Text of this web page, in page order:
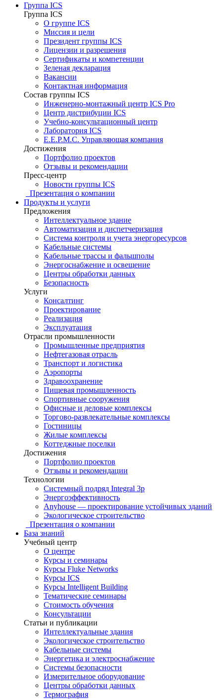
Группа ICS
Группа ICS
О группе ICS
Миссия и цели
Президент группы ICS
Лицензии и разрешения
Сертификаты и компетенции
Зеленая декларация
Вакансии
Контактная информация
Состав группы ICS
Инженерно-монтажный центр ICS Pro
Центр дистрибуции ICS
Учебно-консультационный центр
Лаборатория ICS
E.E.P.M.C. Управляющая компания
Достижения
Портфолио проектов
Отзывы и рекомендации
Пресс-центр
Новости группы ICS
Презентация о компании
Продукты и услуги
Предложения
Интеллектуальное здание
Автоматизация и диспетчеризация
Система контроля и учета энергоресурсов
Кабельные системы
Кабельные трассы и фальшполы
Энергоснабжение и освещение
Центры обработки данных
Безопасность
Услуги
Консалтинг
Проектирование
Реализация
Эксплуатация
Отрасли промышленности
Промышленные предприятия
Нефтегазовая отрасль
Транспорт и логистика
Аэропорты
Здравоохранение
Пищевая промышленность
Спортивные сооружения
Офисные и деловые комплексы
Торгово-развлекательные комплексы
Гостиницы
Жилые комплексы
Коттеджные поселки
Достижения
Портфолио проектов
Отзывы и рекомендации
Технологии
Системный подряд Integral 3p
Энергоэффективность
Anyhouse — проектирование устойчивых зданий
Экологическое строительство
Презентация о компании
База знаний
Учебный центр
О центре
Курсы и семинары
Курсы Fluke Networks
Курсы ICS
Курсы Intelligent Building
Тематические семинары
Стоимость обучения
Консультации
Статьи и публикации
Интеллектуальные здания
Экологическое строительство
Кабельные системы
Энергетика и электроснабжение
Системы безопасности
Измерительное оборудование
Центры обработки данных
Термография